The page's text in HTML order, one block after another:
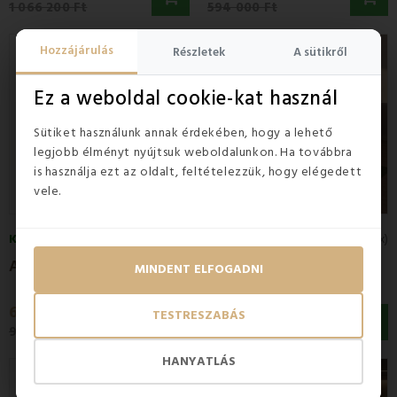
Hozzájárulás Részletek A sütikről
Ez a weboldal cookie-kat használ
Sütiket használunk annak érdekében, hogy a lehető
legjobb élményt nyújtsuk weboldalunkon. Ha továbbra
is használja ezt az oldalt, feltételezzük, hogy elégedett
vele.
HANYATLÁS
TESTRESZABÁS
MINDENT ELFOGADNI
Kedvezmény -27%
KÉSZLETEN
A
LORA kárpitozott ágy + lécváz + EMI matrac
954 600 Ft
Kedvezmény -23%
455 400 Ft
594 000 Ft
Kedvezmény -27% Kedvezmény -23%